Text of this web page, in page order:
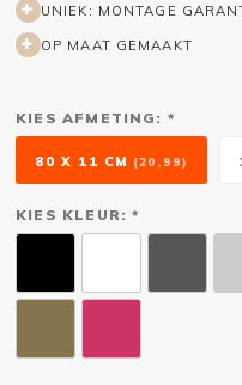
UNIEK: MONTAGE
OP MAAT GEMAAKT
KIES AFMETING: *
80 X 11 CM (20,99)
KIES KLEUR: *